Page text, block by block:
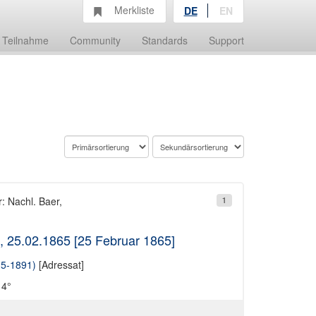
Teilnahme Community Standards Support
Merkliste DE EN
1
Nachl. Baer,
[25 Februar 1865]
1891) [Adressat]